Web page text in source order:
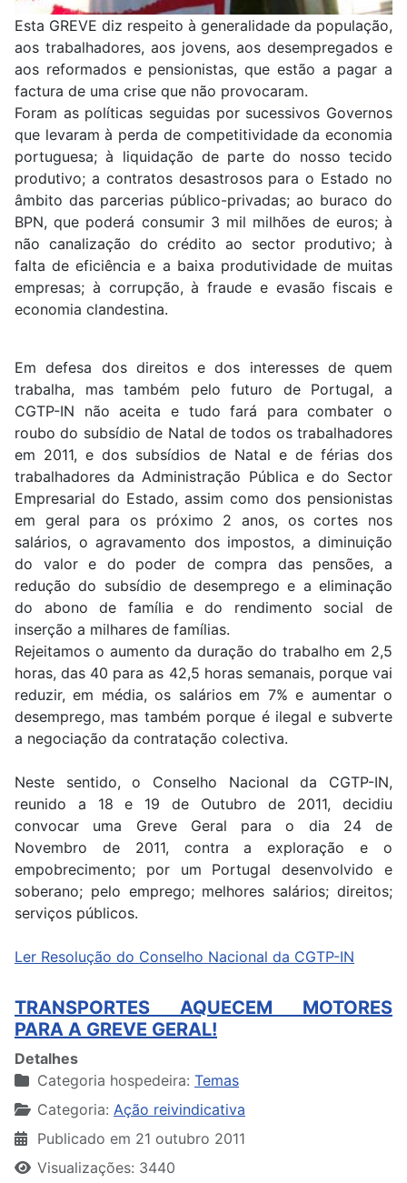
Esta GREVE diz respeito à generalidade da população,
aos trabalhadores, aos jovens, aos desempregados e
aos reformados e pensionistas, que estão a pagar a
factura de uma crise que não provocaram.
Foram as políticas seguidas por sucessivos Governos
que levaram à perda de competitividade da economia
portuguesa; à liquidação de parte do nosso tecido
produtivo; a contratos desastrosos para o Estado no
âmbito das parcerias público-privadas; ao buraco do
BPN, que poderá consumir 3 mil milhões de euros; à
não canalização do crédito ao sector produtivo; à
falta de eficiência e a baixa produtividade de muitas
empresas; à corrupção, à fraude e evasão fiscais e
economia clandestina.
Em defesa dos direitos e dos interesses de quem
trabalha, mas também pelo futuro de Portugal, a
CGTP-IN não aceita e tudo fará para combater o
roubo do subsídio de Natal de todos os trabalhadores
em 2011, e dos subsídios de Natal e de férias dos
trabalhadores da Administração Pública e do Sector
Empresarial do Estado, assim como dos pensionistas
em geral para os próximo 2 anos, os cortes nos
salários, o agravamento dos impostos, a diminuição
do valor e do poder de compra das pensões, a
redução do subsídio de desemprego e a eliminação
do abono de família e do rendimento social de
inserção a milhares de famílias.
Rejeitamos o aumento da duração do trabalho em 2,5
horas, das 40 para as 42,5 horas semanais, porque vai
reduzir, em média, os salários em 7% e aumentar o
desemprego, mas também porque é ilegal e subverte
a negociação da contratação colectiva.
Neste sentido, o Conselho Nacional da CGTP-IN,
reunido a 18 e 19 de Outubro de 2011, decidiu
convocar uma Greve Geral para o dia 24 de
Novembro de 2011, contra a exploração e o
empobrecimento; por um Portugal desenvolvido e
soberano; pelo emprego; melhores salários; direitos;
serviços públicos.
Ler Resolução do Conselho Nacional da CGTP-IN
TRANSPORTES AQUECEM MOTORES
PARA A GREVE GERAL!
Detalhes
Categoria hospedeira: Temas
Categoria: Ação reivindicativa
Publicado em 21 outubro 2011
Visualizações: 3440